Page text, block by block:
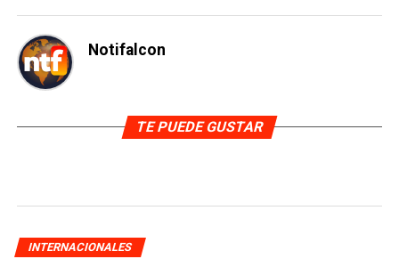
Notifalcon
TE PUEDE GUSTAR
INTERNACIONALES